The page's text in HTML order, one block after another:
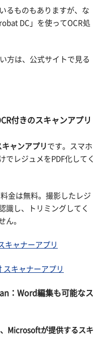
るものもありますが、な
DC」を使ってOCR処
方は、公式サイトで見る
付きのスキャンアプリ
ャンアプリ です。スマホ
でレジュメをPDF化してく
金は無料。撮影したレジ
識し、トリミングしてく
ん。
キャナーアプリ
スキャナーアプリ
：Word編集も可能なス
Microsoftが提供するスキ